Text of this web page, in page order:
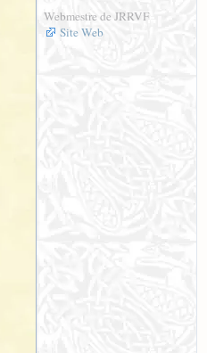
Webmestre de JRRVF
Site Web